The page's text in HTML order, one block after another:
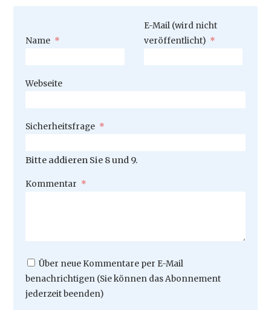
Pflichtfeld
Name *
Pflichtfeld
E-Mail (wird nicht
veröffentlicht) *
Webseite
Pflichtfeld
Sicherheitsfrage *
Bitte addieren Sie 8 und 9.
Pflichtfeld
Kommentar *
Über neue Kommentare per E-Mail
benachrichtigen (Sie können das Abonnement
jederzeit beenden)